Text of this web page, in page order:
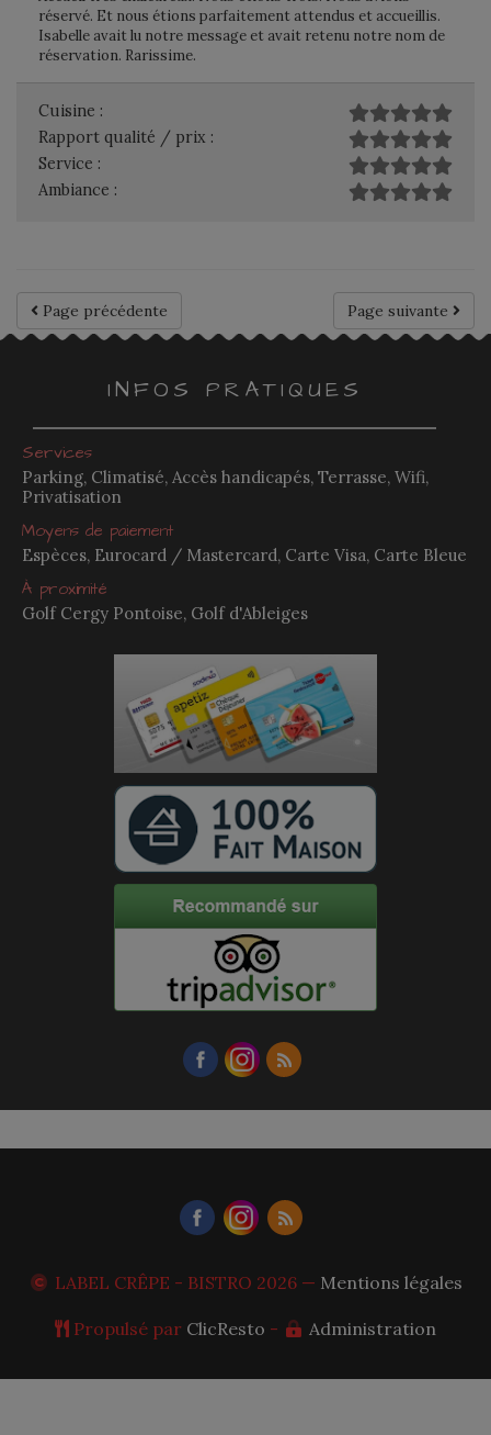
réservé. Et nous étions parfaitement attendus et accueillis.
Isabelle avait lu notre message et avait retenu notre nom de
réservation. Rarissime.
Cuisine :
Rapport qualité / prix :
Service :
Ambiance :
Page suivante
Page précédente
INFOS PRATIQUES
Services
Parking, Climatisé, Accès handicapés, Terrasse, Wifi,
Privatisation
Moyens de paiement
Espèces, Eurocard / Mastercard, Carte Visa, Carte Bleue
À proximité
Golf Cergy Pontoise, Golf d'Ableiges
LABEL CRÊPE - BISTRO 2026 — Mentions légales
Propulsé par ClicResto - Administration